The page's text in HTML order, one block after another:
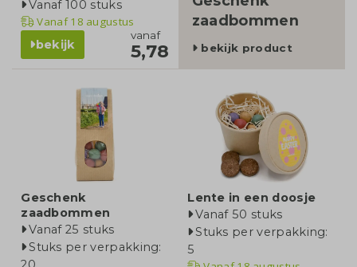
Vanaf 100 stuks
Vanaf18 augustus
bekijk
vanaf
5,78
zaadbommen
bekijk product
Geschenk
zaadbommen
Vanaf 25 stuks
Stuks per verpakking:
Lente in een doosje
Vanaf 50 stuks
Stuks per verpakking:
5